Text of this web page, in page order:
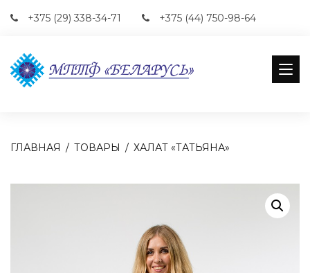
+375 (29) 338-34-71 +375 (44) 750-98-64
ГЛАВНАЯ ТОВАРЫ ХАЛАТ «ТАТЬЯНА»